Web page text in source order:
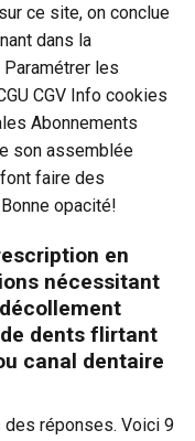
ce site, on conclue
dans la
les
CGV Info cookies
Abonnements
son assemblée
faire des
opacité!
en
nécessitant
dents flirtant
canal dentaire
réponses. Voici 9